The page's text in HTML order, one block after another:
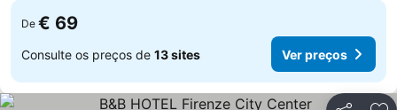
De € 69
Consulte os preços de 13 sites Ver preços